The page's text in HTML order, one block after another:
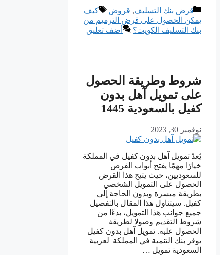
التصنيفات
قرض بنك التسليف, قروض الوسوم
كيف
يمكن الحصول على قرض الترميم من
بنك التسليف الكويت؟
أضف تعليق
شروط وطريقة الحصول
على تمويل آهل بدون
كفيل بالسعودية 1445
نوفمبر 30, 2023
يُعدّ تمويل آهل بدون كفيل في المملكة
خيارًا مهمًا يفتح أبواب الفرص
للسعوديين، حيث يتيح هذا القرض
الحصول على التمويل الشخصي
بطريقة ميسرة وبدون الحاجة إلى
كفيل. سيتناول هذا المقال بالتفصيل
جميع جوانب هذا التمويل، بدءًا من
شروط التقديم وصولا لطريقة
الحصول عليه. تمويل آهل بدون كفيل
يوفر بنك التنمية في المملكة العربية
السعودية تمويل …